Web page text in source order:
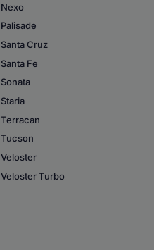
Nexo
Palisade
Santa Cruz
Santa Fe
Sonata
Staria
Terracan
Tucson
Veloster
Veloster Turbo